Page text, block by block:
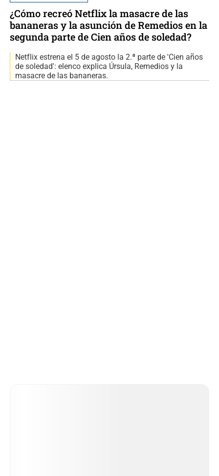
¿Cómo recreó Netflix la masacre de las
bananeras y la asunción de Remedios en la
segunda parte de Cien años de soledad?
Netflix estrena el 5 de agosto la 2.ª parte de 'Cien años
de soledad': elenco explica Úrsula, Remedios y la
masacre de las bananeras.